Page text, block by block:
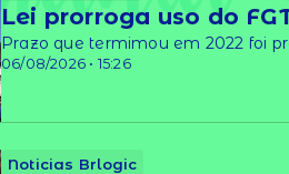
06/08/2026 • 15:26
Lei prorroga uso do
Prazo que termimou em 2022 foi
Noticias Brlogic